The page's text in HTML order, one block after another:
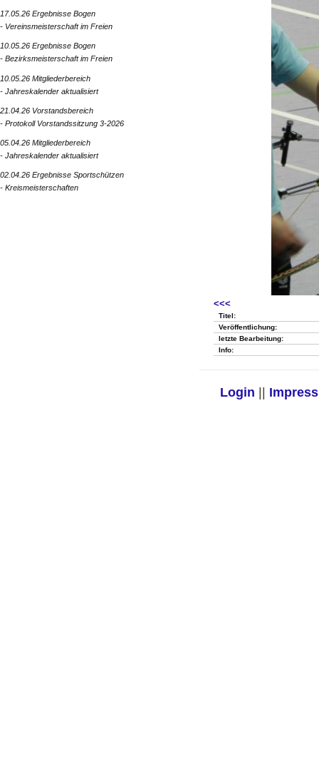
<<<
Titel:
Veröffentlichung:
letzte Bearbeitung:
Info:
Login
17.05.26 Ergebnisse Bogen
- Vereinsmeisterschaft im Freien
10.05.26 Ergebnisse Bogen
- Bezirksmeisterschaft im Freien
10.05.26 Mitgliederbereich
- Jahreskalender aktualisiert
21.04.26 Vorstandsbereich
- Protokoll Vorstandssitzung 3-2026
05.04.26 Mitgliederbereich
- Jahreskalender aktualisiert
02.04.26 Ergebnisse Sportschützen
- Kreismeisterschaften